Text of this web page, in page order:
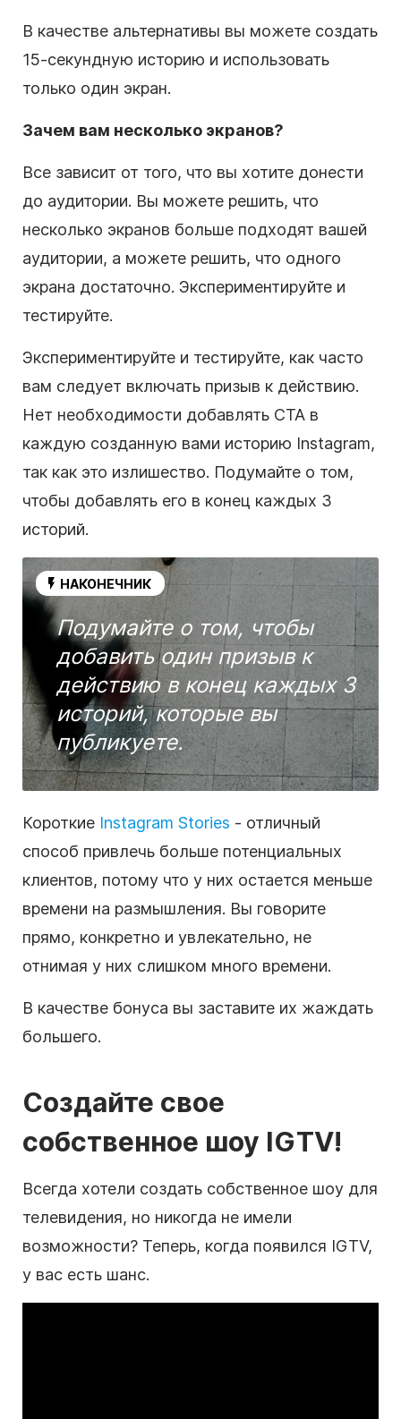
В качестве альтернативы вы можете создать
15-секундную историю и использовать
только один экран.
Зачем вам несколько экранов?
Все зависит от того, что вы хотите донести
до аудитории. Вы можете решить, что
несколько экранов больше подходят вашей
аудитории, а можете решить, что одного
экрана достаточно. Экспериментируйте и
тестируйте.
Экспериментируйте и тестируйте, как часто
вам следует включать призыв к действию.
Нет необходимости добавлять CTA в
каждую созданную вами историю Instagram,
так как это излишество. Подумайте о том,
чтобы добавлять его в конец каждых 3
историй.
НАКОНЕЧНИК
Подумайте о том, чтобы
добавить один призыв к
действию в конец каждых 3
историй, которые вы
публикуете.
Короткие Instagram Stories - отличный
способ привлечь больше потенциальных
клиентов, потому что у них остается меньше
времени на размышления. Вы говорите
прямо, конкретно и увлекательно, не
отнимая у них слишком много времени.
В качестве бонуса вы заставите их жаждать
большего.
Создайте свое
собственное шоу IGTV!
Всегда хотели создать собственное шоу для
телевидения, но никогда не имели
возможности? Теперь, когда появился IGTV,
у вас есть шанс.